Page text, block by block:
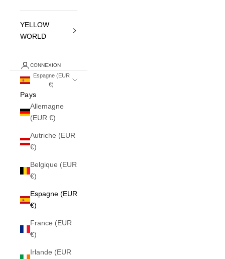
YELLOW
WORLD
CONNEXION
Espagne (EUR
€)
Pays
Allemagne
(EUR €)
Autriche (EUR
€)
Belgique (EUR
€)
Espagne (EUR
€)
France (EUR
€)
Irlande (EUR